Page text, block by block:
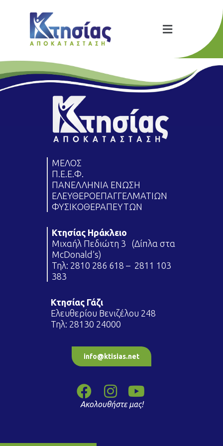
[woocommerce_checkout]
ΜΕΛΟΣ
Π.Ε.Ε.Φ.
ΠΑΝΕΛΛΗΝΙΑ ΕΝΩΣΗ
ΕΛΕΥΘΕΡΟΕΠΑΓΓΕΛΜΑΤΙΩΝ
ΦΥΣΙΚΟΘΕΡΑΠΕΥΤΩΝ
Κτησίας Ηράκλειο
Μιχαήλ Πεδιώτη 3 (Δίπλα στα
McDonald’s)
Τηλ: 2810 286 618 – 2811 103
383
Κτησίας Γάζι
Ελευθερίου Βενιζέλου 248
Τηλ: 28130 24000
info@ktisias.net
Ακολουθήστε μας!